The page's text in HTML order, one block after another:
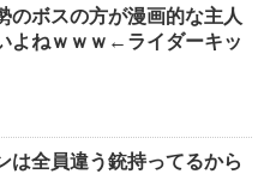
のボスの方が漫画的な主人
よねｗｗｗ←ライダーキッ
は全員違う銃持ってるから